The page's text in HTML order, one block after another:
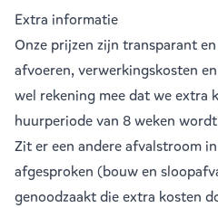
Extra informatie
Onze prijzen zijn transparant
afvoeren, verwerkingskosten
wel rekening mee dat we extra
huurperiode van 8 weken
Zit er een andere afvalstroom
afgesproken (bouw en
genoodzaakt die extra kosten